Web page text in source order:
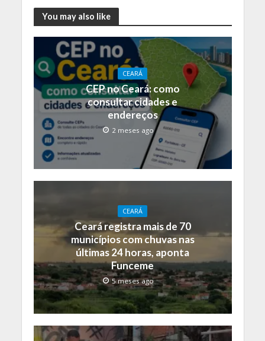
You may also like
CEARÁ
CEP no Ceará: como
consultar cidades e
endereços
2 meses ago
CEARÁ
Ceará registra mais de 70
municípios com chuvas nas
últimas 24 horas, aponta
Funceme
5 meses ago